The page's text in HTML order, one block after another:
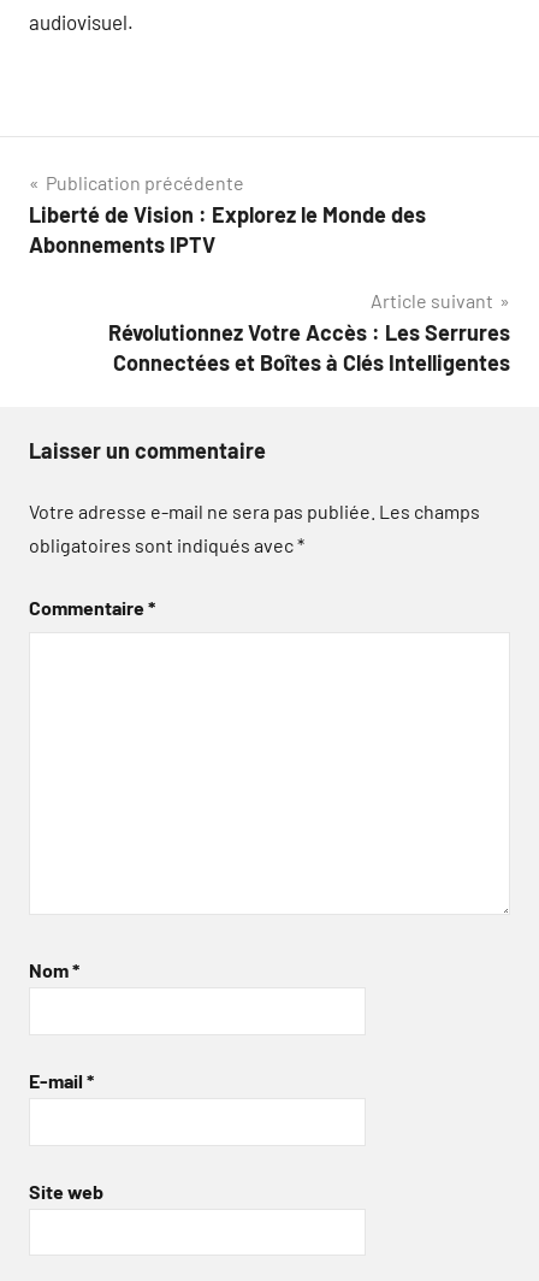
audiovisuel.
Navigation
de
Publication précédente
Liberté de Vision : Explorez le Monde des
Abonnements IPTV
Article suivant
Révolutionnez Votre Accès : Les Serrures
Connectées et Boîtes à Clés Intelligentes
Laisser un commentaire
Votre adresse e-mail ne sera pas publiée. Les champs
obligatoires sont indiqués avec*
Commentaire*
Nom*
E-mail *
Site web